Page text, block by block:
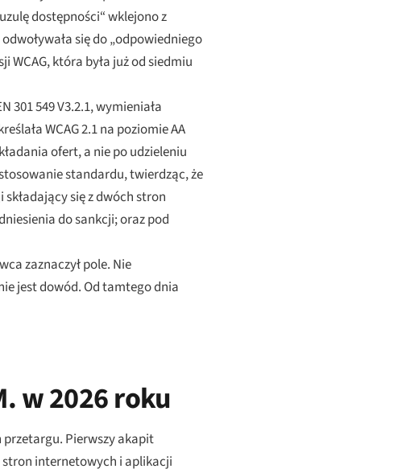
dostępności“ wklejono z
się do „odpowiedniego
WCAG, która była już od siedmiu
301 549 V3.2.1, wymieniała
WCAG 2.1 na poziomie AA
ofert, a nie po udzieleniu
standardu, twierdząc, że
się z dwóch stron
do sankcji; oraz pod
zaznaczył pole. Nie
jest dowód. Od tamtego dnia
w 2026 roku
przetargu. Pierwszy akapit
internetowych i aplikacji